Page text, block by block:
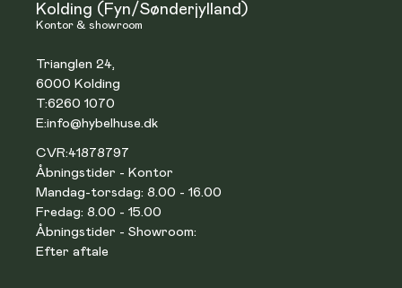
Kolding (Fyn/Sønderjylland)
Kontor & showroom
Trianglen 24,
6000 Kolding
T:6260 1070
E:info@hybelhuse.dk
CVR:41878797
Åbningstider - Kontor
Mandag-torsdag: 8.00 - 16.00
Fredag: 8.00 - 15.00
Åbningstider - Showroom:
Efter aftale